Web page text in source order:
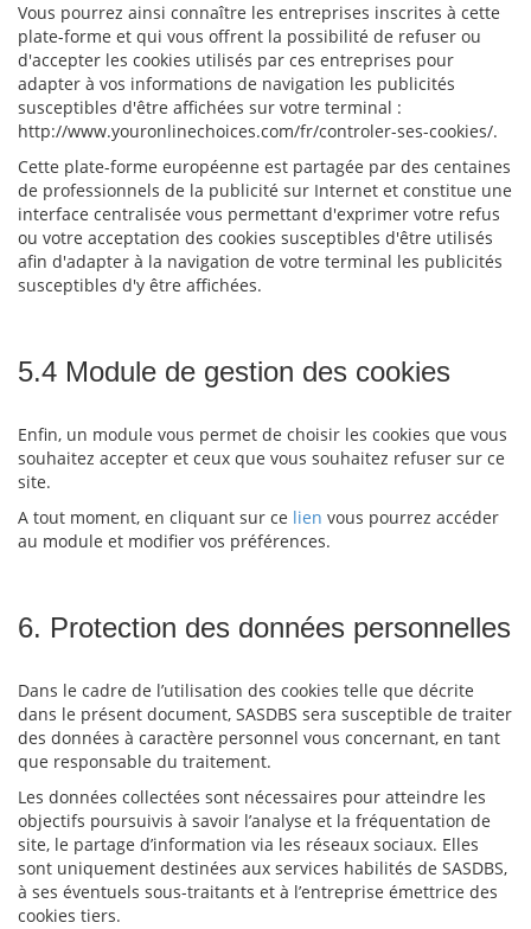
Vous pourrez ainsi connaître les entreprises inscrites à cette
plate-forme et qui vous offrent la possibilité de refuser ou
d'accepter les cookies utilisés par ces entreprises pour
adapter à vos informations de navigation les publicités
susceptibles d'être affichées sur votre terminal :
http://www.youronlinechoices.com/fr/controler-ses-cookies/.
Cette plate-forme européenne est partagée par des centaines
de professionnels de la publicité sur Internet et constitue une
interface centralisée vous permettant d'exprimer votre refus
ou votre acceptation des cookies susceptibles d'être utilisés
afin d'adapter à la navigation de votre terminal les publicités
susceptibles d'y être affichées.
5.4 Module de gestion des cookies
Enfin, un module vous permet de choisir les cookies que vous
souhaitez accepter et ceux que vous souhaitez refuser sur ce
site.
A tout moment, en cliquant sur ce lien vous pourrez accéder
au module et modifier vos préférences.
6. Protection des données personnelles
Dans le cadre de l’utilisation des cookies telle que décrite
dans le présent document, SASDBS sera susceptible de traiter
des données à caractère personnel vous concernant, en tant
que responsable du traitement.
Les données collectées sont nécessaires pour atteindre les
objectifs poursuivis à savoir l’analyse et la fréquentation de
site, le partage d’information via les réseaux sociaux. Elles
sont uniquement destinées aux services habilités de SASDBS,
à ses éventuels sous-traitants et à l’entreprise émettrice des
cookies tiers.